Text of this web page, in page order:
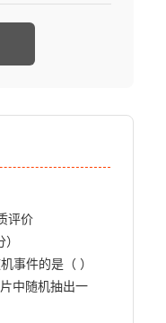
事件的是（ ）
中随机抽出一